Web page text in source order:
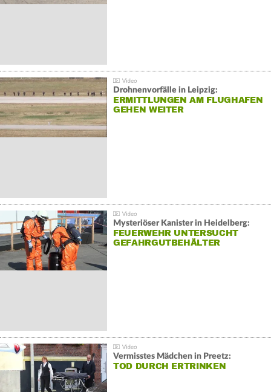
Drohnenvorfälle in Leipzig:
ERMITTLUNGEN AM FLUGHAFEN
GEHEN WEITER
Mysteriöser Kanister in Heidelberg:
FEUERWEHR UNTERSUCHT
GEFAHRGUTBEHÄLTER
Vermisstes Mädchen in Preetz:
TOD DURCH ERTRINKEN